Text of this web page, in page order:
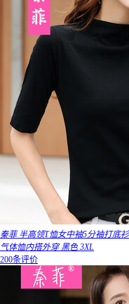
秦菲 半高领T恤女中袖5分袖打底
气体恤内搭外穿 黑色 3XL
200条评价